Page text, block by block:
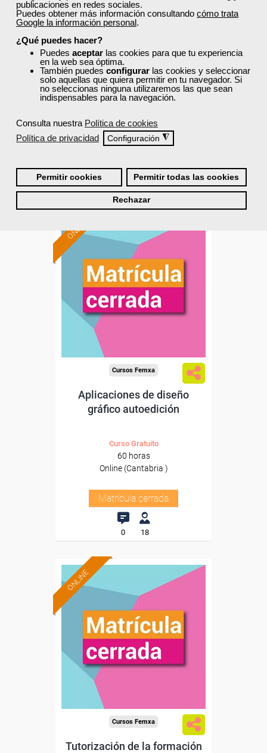
publicaciones en redes sociales.
Puedes obtener más información consultando cómo trata
Google la información personal.
¿Qué puedes hacer?
Puedes aceptar las cookies para que tu experiencia
en la web sea óptima.
También puedes configurar las cookies y seleccionar
solo aquellas que quiera permitir en tu navegador. Si
no seleccionas ninguna utilizaremos las que sean
indispensables para la navegación.
Consulta nuestra Política de cookies
Política de privacidad
Configuración ◮
Permitir cookies Permitir todas las cookies
Rechazar
Cursos Femxa
Sistema APPCC y prácticas
correctas de higiene
Curso Gratuito
60 horas
Matrícula cerrada
20
ONLINE
Cursos Femxa
Aplicaciones de diseño
gráfico autoedición
Curso Gratuito
60 horas
Online (Cantabria )
Matrícula cerrada
0 18
ONLINE
Cursos Femxa
Tutorización de la formación